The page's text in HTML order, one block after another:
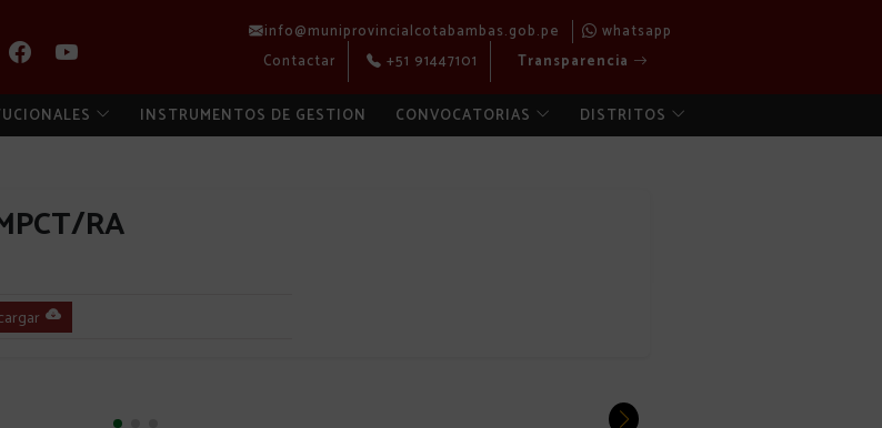
info@muniprovincialcotabambas.gob.pe
whatsapp
Contactar
+51 91447101 Transparencia
INSTRUMENTOS DE GESTION CONVOCATORIAS DISTRITOS
RA